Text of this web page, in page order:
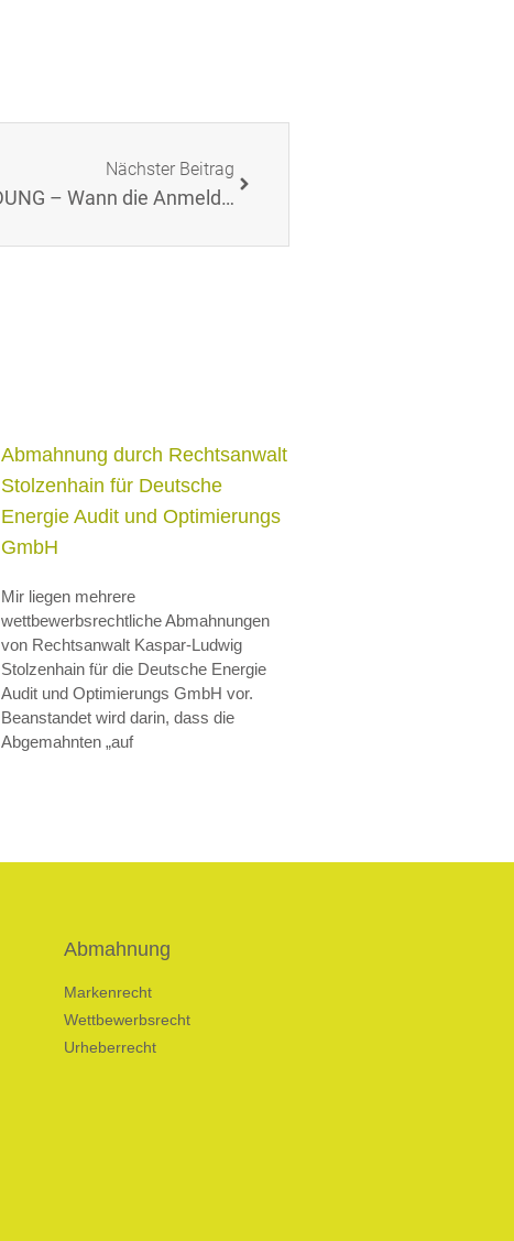
Nächster Beitrag
Markenrecht, 3. Teil: MARKENANMELDUNG – Wann die Anmeldung deutscher, EU- und/oder internationaler Marken sinnvoll ist
Abmahnung durch Rechtsanwalt
Stolzenhain für Deutsche
Energie Audit und Optimierungs
GmbH
Mir liegen mehrere
wettbewerbsrechtliche Abmahnungen
von Rechtsanwalt Kaspar-Ludwig
Stolzenhain für die Deutsche Energie
Audit und Optimierungs GmbH vor.
Beanstandet wird darin, dass die
Abgemahnten „auf
Abmahnung
Markenrecht
Wettbewerbsrecht
Urheberrecht